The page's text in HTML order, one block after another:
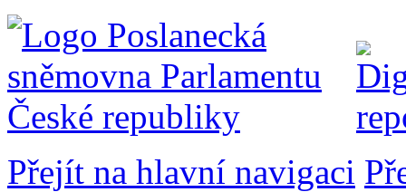
Přejít na hlavní navigaci